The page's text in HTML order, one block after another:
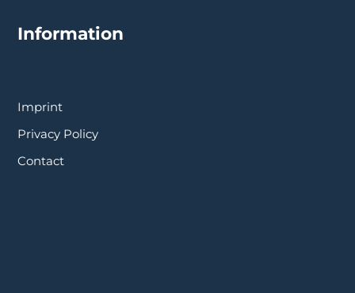
Information
Imprint
Privacy Policy
Contact